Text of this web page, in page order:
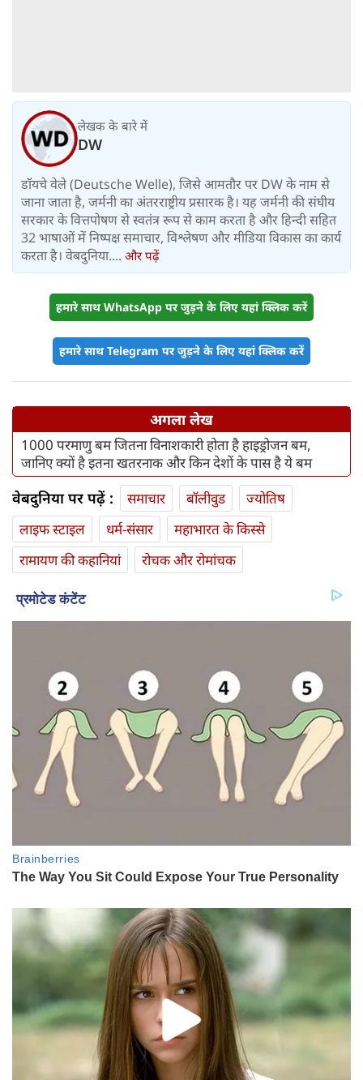
लेखक के बारे में
DW
डॉयचे वेले (Deutsche Welle), जिसे आमतौर पर DW के नाम से
जाना जाता है, जर्मनी का अंतरराष्ट्रीय प्रसारक है। यह जर्मनी की संघीय
सरकार के वित्तपोषण से स्वतंत्र रूप से काम करता है और हिन्दी सहित
32 भाषाओं में निष्पक्ष समाचार, विश्लेषण और मीडिया विकास का कार्य
करता है। वेबदुनिया.... और पढ़ें
हमारे साथ WhatsApp पर जुड़ने के लिए यहां क्लिक करें
हमारे साथ Telegram पर जुड़ने के लिए यहां क्लिक करें
अगला लेख
1000 परमाणु बम जितना विनाशकारी होता है हाइड्रोजन बम,
जानिए क्यों है इतना खतरनाक और किन देशों के पास है ये बम
वेबदुनिया पर पढ़ें : समाचार बॉलीवुड
ज्योतिष
लाइफ स्‍टाइल
धर्म-संसार
महाभारत के किस्से
रामायण की कहानियां
रोचक और रोमांचक